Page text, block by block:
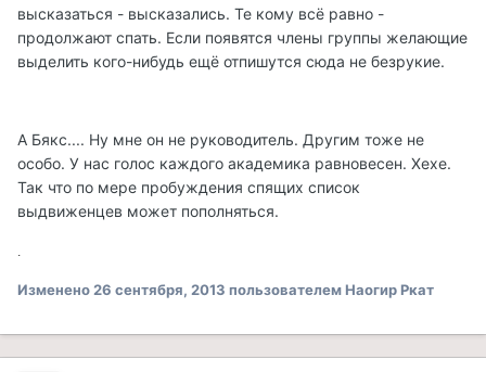
высказаться - высказались. Те кому всё равно -
продолжают спать. Если появятся члены группы желающие
выделить кого-нибудь ещё отпишутся сюда не безрукие.
А Бякс.... Ну мне он не руководитель. Другим тоже не
особо. У нас голос каждого академика равновесен. Хехе.
Так что по мере пробуждения спящих список
выдвиженцев может пополняться.
.
Изменено 26 сентября, 2013 пользователем Наогир Ркат